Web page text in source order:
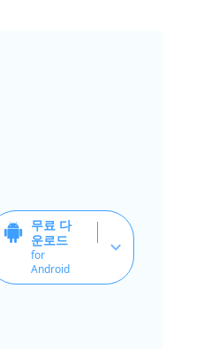
무료 다
운로드
for
Android